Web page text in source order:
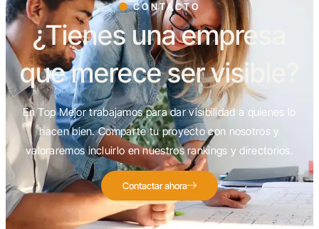
CONTACTO
¿Tienes una empresa
que merece ser visible?
En Top Mejor trabajamos para dar visibilidad a quienes lo
hacen bien. Comparte tu proyecto con nosotros y
valoraremos incluirlo en nuestros rankings y directorios.
Contactar ahora